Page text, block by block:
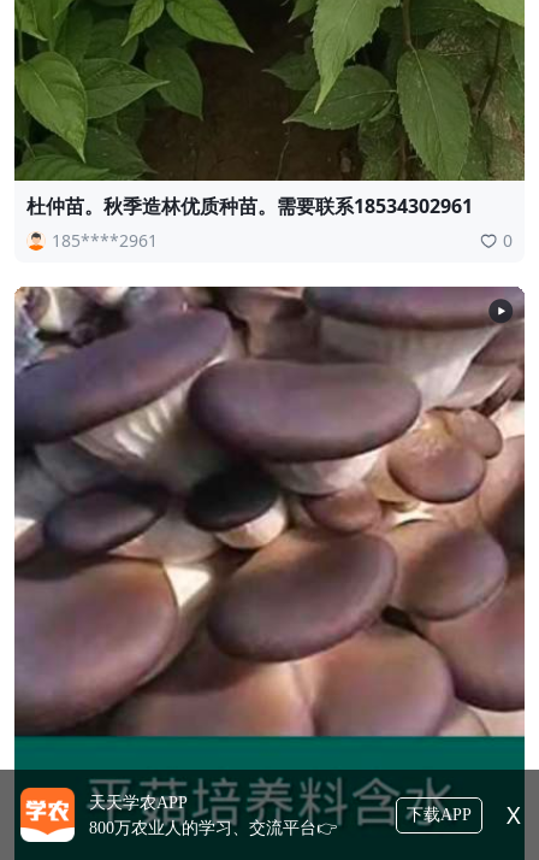
杜仲苗。秋季造林优质种苗。需要联系18534302961
185****2961 0
天天学农APP
800万农业人的学习、交流平台👉
下载APP X